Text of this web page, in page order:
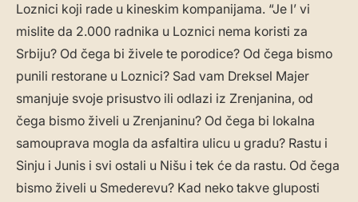
Loznici koji rade u kineskim kompanijama. “Je l’ vi
mislite da 2.000 radnika u Loznici nema koristi za
Srbiju? Od čega bi živele te porodice? Od čega bismo
punili restorane u Loznici? Sad vam Dreksel Majer
smanjuje svoje prisustvo ili odlazi iz Zrenjanina, od
čega bismo živeli u Zrenjaninu? Od čega bi lokalna
samouprava mogla da asfaltira ulicu u gradu? Rastu i
Sinju i Junis i svi ostali u Nišu i tek će da rastu. Od čega
bismo živeli u Smederevu? Kad neko takve gluposti